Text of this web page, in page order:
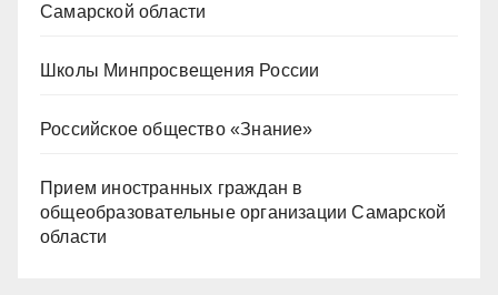
Самарской области
Школы Минпросвещения России
Российское общество «Знание»
Прием иностранных граждан в
общеобразовательные организации Самарской
области